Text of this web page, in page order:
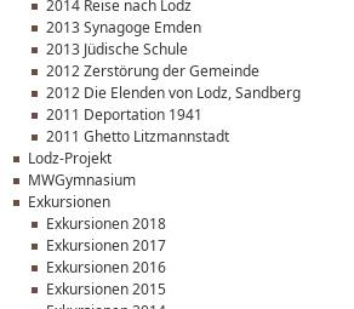
2014 Reise nach Lodz
2013 Synagoge Emden
2013 Jüdische Schule
2012 Zerstörung der Gemeinde
2012 Die Elenden von Lodz, Sandberg
2011 Deportation 1941
2011 Ghetto Litzmannstadt
Lodz-Projekt
MWGymnasium
Exkursionen
Exkursionen 2018
Exkursionen 2017
Exkursionen 2016
Exkursionen 2015